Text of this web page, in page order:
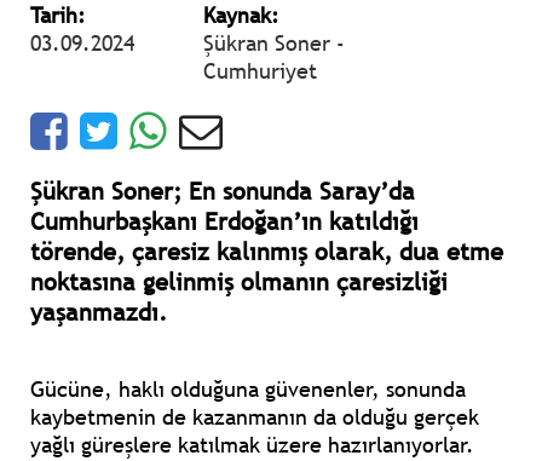
Tarih:
03.09.2024
Kaynak:
Şükran Soner -
Cumhuriyet
Şükran Soner; En sonunda Saray’da
Cumhurbaşkanı Erdoğan’ın katıldığı
törende, çaresiz kalınmış olarak, dua etme
noktasına gelinmiş olmanın çaresizliği
yaşanmazdı.
Gücüne, haklı olduğuna güvenenler, sonunda
kaybetmenin de kazanmanın da olduğu gerçek
yağlı güreşlere katılmak üzere hazırlanıyorlar.